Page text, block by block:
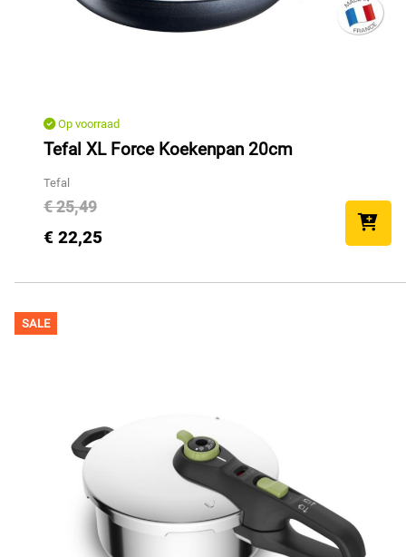
Op voorraad
Tefal XL Force Koekenpan 20cm
Tefal
€ 25,49
€ 22,25
SALE